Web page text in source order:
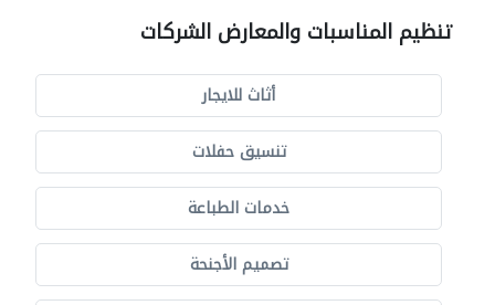
تنظيم المناسبات والمعارض الشركات
أثاث للايجار
تنسيق حفلات
خدمات الطباعة
تصميم الأجنحة